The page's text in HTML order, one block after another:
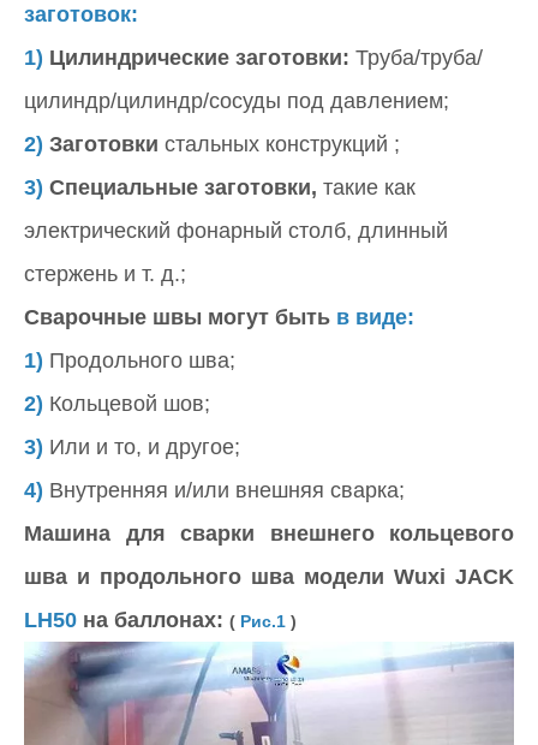
заготовок:
1) Цилиндрические заготовки: Труба/труба/
цилиндр/цилиндр/сосуды под давлением;
2) Заготовки стальных конструкций ;
3) Специальные заготовки, такие как
электрический фонарный столб, длинный
стержень и т. д.;
Сварочные швы могут быть в виде:
1) Продольного шва;
2) Кольцевой шов;
3) Или и то, и другое;
4) Внутренняя и/или внешняя сварка;
Машина для сварки внешнего кольцевого
шва и продольного шва модели Wuxi JACK
LH50 на баллонах: ( Рис.1 )